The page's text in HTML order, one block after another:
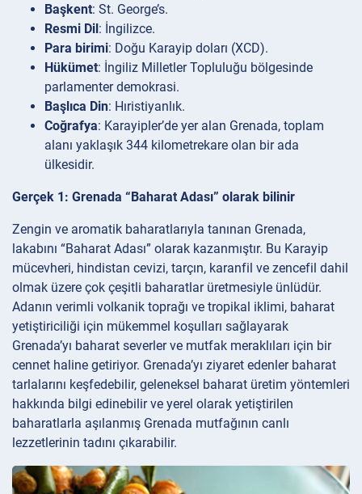
Başkent: St. George’s.
Resmi Dil: İngilizce.
Para birimi: Doğu Karayip doları (XCD).
Hükümet: İngiliz Milletler Topluluğu bölgesinde
parlamenter demokrasi.
Başlıca Din: Hıristiyanlık.
Coğrafya: Karayipler’de yer alan Grenada, toplam
alanı yaklaşık 344 kilometrekare olan bir ada
ülkesidir.
Gerçek 1: Grenada “Baharat Adası” olarak bilinir
Zengin ve aromatik baharatlarıyla tanınan Grenada,
lakabını “Baharat Adası” olarak kazanmıştır. Bu Karayip
mücevheri, hindistan cevizi, tarçın, karanfil ve zencefil dahil
olmak üzere çok çeşitli baharatlar üretmesiyle ünlüdür.
Adanın verimli volkanik toprağı ve tropikal iklimi, baharat
yetiştiriciliği için mükemmel koşulları sağlayarak
Grenada’yı baharat severler ve mutfak meraklıları için bir
cennet haline getiriyor. Grenada’yı ziyaret edenler baharat
tarlalarını keşfedebilir, geleneksel baharat üretim yöntemleri
hakkında bilgi edinebilir ve yerel olarak yetiştirilen
baharatlarla aşılanmış Grenada mutfağının canlı
lezzetlerinin tadını çıkarabilir.